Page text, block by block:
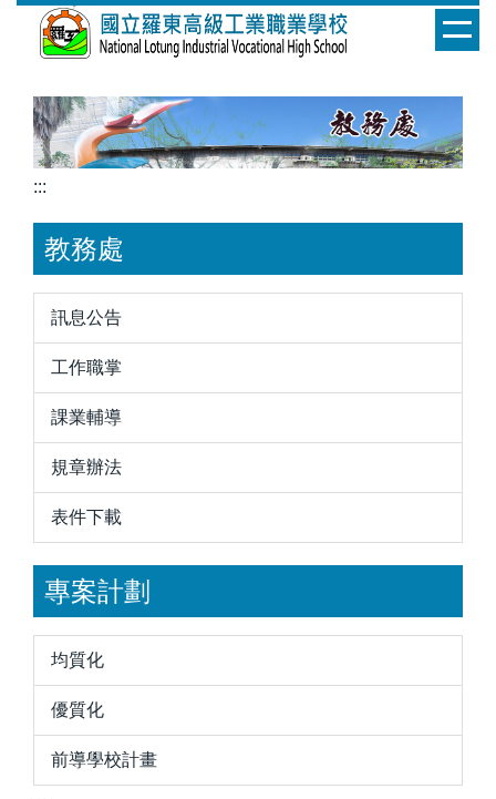
:::
教務處
訊息公告
工作職掌
課業輔導
規章辦法
表件下載
專案計劃
均質化
優質化
前導學校計畫